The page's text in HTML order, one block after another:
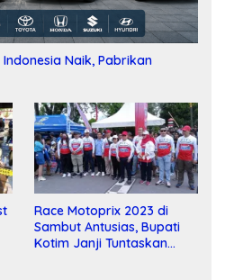
Naik, Pabrikan
Race Motoprix 2023 di
Sambut Antusias, Bupati
Kotim Janji Tuntaskan